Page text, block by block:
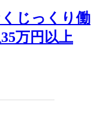
くじっくり働
万円以上